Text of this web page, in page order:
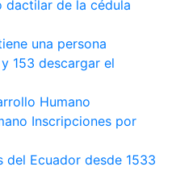
dactilar de la cédula
una persona
153 descargar el
Humano
Inscripciones por
del Ecuador desde 1533